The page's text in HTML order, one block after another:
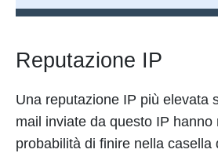
Reputazione IP
Una reputazione IP più elevata
mail inviate da questo IP hanno
probabilità di finire nella casella